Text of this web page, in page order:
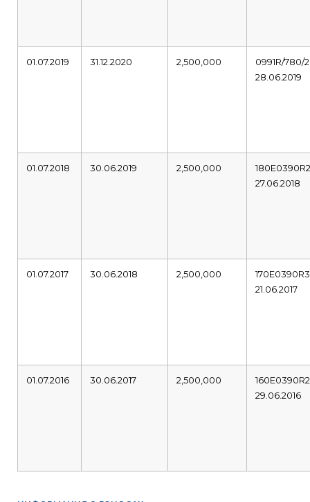
01.07.2019 31.12.2020 2,500,000
0991R/780/
28.06.2019
01.07.2018 30.06.2019 2,500,000
27.06.2018
01.07.2017 30.06.2018 2,500,000
21.06.2017
01.07.2016 30.06.2017 2,500,000
29.06.2016